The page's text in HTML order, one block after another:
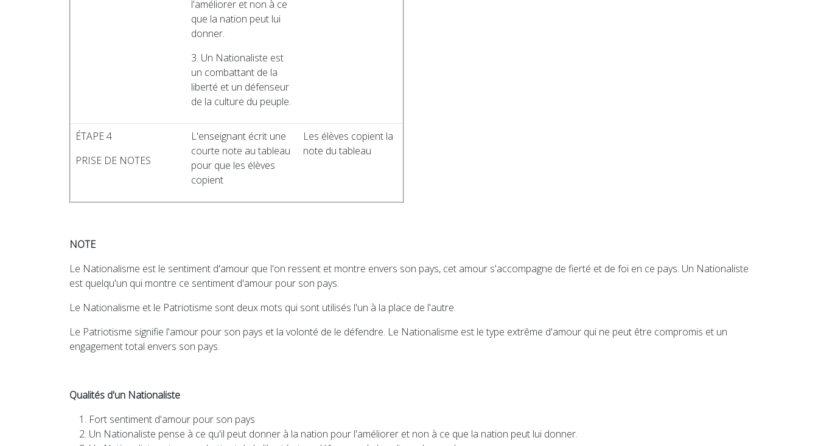
l'améliorer et non à ce
que la nation peut lui
donner.
3. Un Nationaliste est
un combattant de la
liberté et un défenseur
de la culture du peuple.
ÉTAPE 4
PRISE DE NOTES
L'enseignant écrit une
courte note au tableau
pour que les élèves
copient
Les élèves copient la
note du tableau
NOTE
Le Nationalisme est le sentiment d'amour que l'on ressent et montre envers son pays, cet amour s'accompagne de fierté et de foi en ce pays. Un Nationaliste
est quelqu'un qui montre ce sentiment d'amour pour son pays.
Le Nationalisme et le Patriotisme sont deux mots qui sont utilisés l'un à la place de l'autre.
Le Patriotisme signifie l'amour pour son pays et la volonté de le défendre. Le Nationalisme est le type extrême d'amour qui ne peut être compromis et un
engagement total envers son pays.
Qualités d'un Nationaliste
Fort sentiment d'amour pour son pays
Un Nationaliste pense à ce qu'il peut donner à la nation pour l'améliorer et non à ce que la nation peut lui donner.